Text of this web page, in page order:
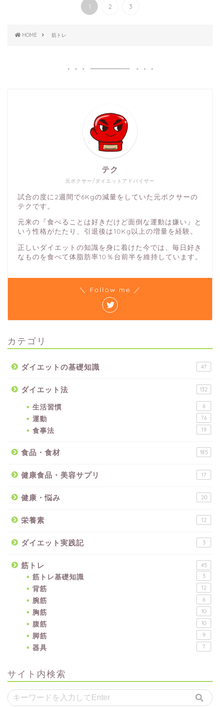
1 2 3
HOME 筋トレ
元ボクサー/ダイエットアドバイザー
テク
試合の度に2週間で6Kgの減量をしていた元ボクサーの
テクです。
元来の『食べることは好きだけど面倒な運動は嫌い』と
いう性格がたたり、引退後は10Kg以上の増量を経験。
正しいダイエットの知識を身に着けた今では、毎日好き
なものを食べて体脂肪率10％台前半を維持しています。
＼ Follow me ／
カテゴリ
ダイエットの基礎知識 47
ダイエット法 132
生活習慣 6
運動 76
食事法 19
食品・食材 185
健康食品・美容サプリ 17
健康・悩み 20
栄養素 12
ダイエット実践記 3
筋トレ 45
筋トレ基礎知識 3
背筋 12
腕筋 6
胸筋 10
腹筋 10
脚筋 9
器具 7
サイト内検索